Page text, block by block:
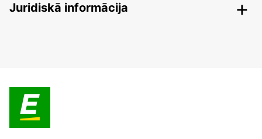
Juridiskā informācija